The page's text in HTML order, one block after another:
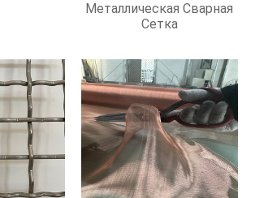
Металлическая Сварная
Сетка